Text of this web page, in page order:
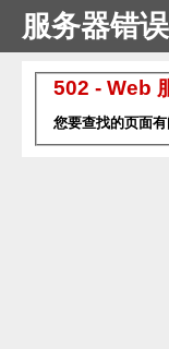
服务器错误
502 - Web
您要查找的页面